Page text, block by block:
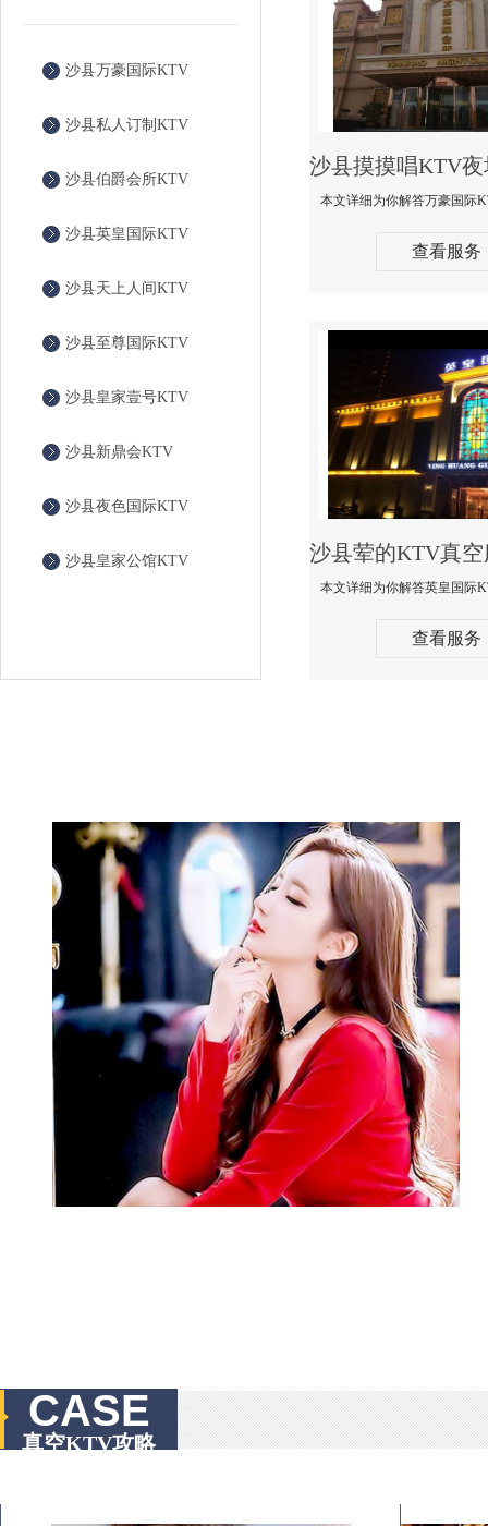
沙县万豪国际KTV
沙县私人订制KTV
沙县伯爵会所KTV
沙县英皇国际KTV
沙县天上人间KTV
沙县至尊国际KTV
沙县皇家壹号KTV
沙县新鼎会KTV
沙县夜色国际KTV
沙县皇家公馆KTV
查看服务
查看服务
CASE
真空KTV攻略